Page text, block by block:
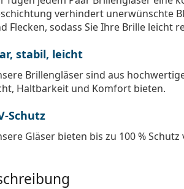
verhindert unerwünschte
Flecken, sodass Sie Ihre Brille leicht
stabil, leicht
Brillengläser sind aus
Haltbarkeit und Komfort bieten.
Schutz
Gläser bieten bis zu 100 %